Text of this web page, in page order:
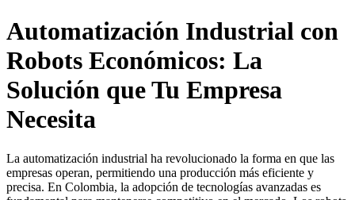
Automatización Industrial con
Robots Económicos: La
Solución que Tu Empresa
Necesita
La automatización industrial ha revolucionado la forma en que las
empresas operan, permitiendo una producción más eficiente y
precisa. En Colombia, la adopción de tecnologías avanzadas es